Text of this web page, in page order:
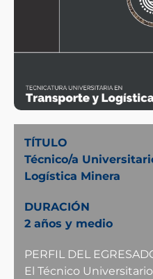
TÍTULO
Técnico/a
Logística Minera
DURACIÓN
2 años y medio
PERFIL DEL
El Técnico